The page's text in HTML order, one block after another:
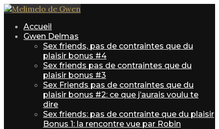
Accueil
Gwen Delmas
Sex friends, pas de contraintes que du
plaisir bonus #4
Sex friends pas de contraintes que du
plaisir bonus #3
Sex Friends pas de contraintes que du
plaisir bonus #2: ce que j’aurais voulu te
dire
Sex friends: pas de contrainte que du plaisir
Bonus 1: la rencontre vue par Robin